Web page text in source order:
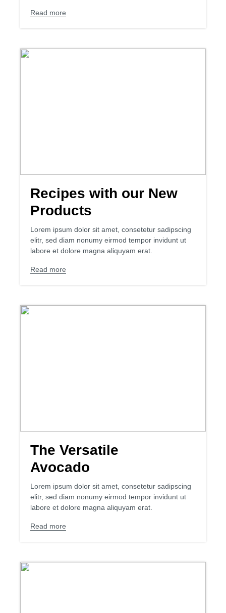
Read more
Recipes with our New
Products
Lorem ipsum dolor sit amet, consetetur sadipscing
elitr, sed diam nonumy eirmod tempor invidunt ut
labore et dolore magna aliquyam erat.
Read more
The Versatile
Avocado
Lorem ipsum dolor sit amet, consetetur sadipscing
elitr, sed diam nonumy eirmod tempor invidunt ut
labore et dolore magna aliquyam erat.
Read more